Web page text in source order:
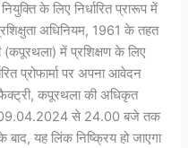
के लिए निर्धारित प्रारूप में
अधिनियम, 1961 के तहत
में प्रशिक्षण के लिए
प्रोफार्मा पर अपना आवेदन
कपूरथला की अधिकृत
से 24.00 बजे तक
यह लिंक निष्क्रिय हो जाएगा